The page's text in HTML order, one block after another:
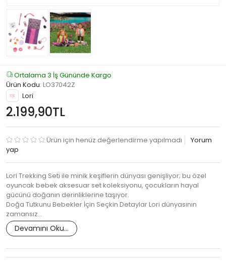
Ortalama 3 İş Gününde Kargo
Ürün Kodu: LO37042Z
Lori
2.199,90TL
Ürün için henüz değerlendirme yapılmadı
Yorum
yap
Lori Trekking Seti ile minik keşiflerin dünyası genişliyor; bu özel
oyuncak bebek aksesuar set koleksiyonu, çocukların hayal
gücünü doğanın derinliklerine taşıyor.
Doğa Tutkunu Bebekler İçin Seçkin Detaylar Lori dünyasının
zamansız…
Devamını Oku...